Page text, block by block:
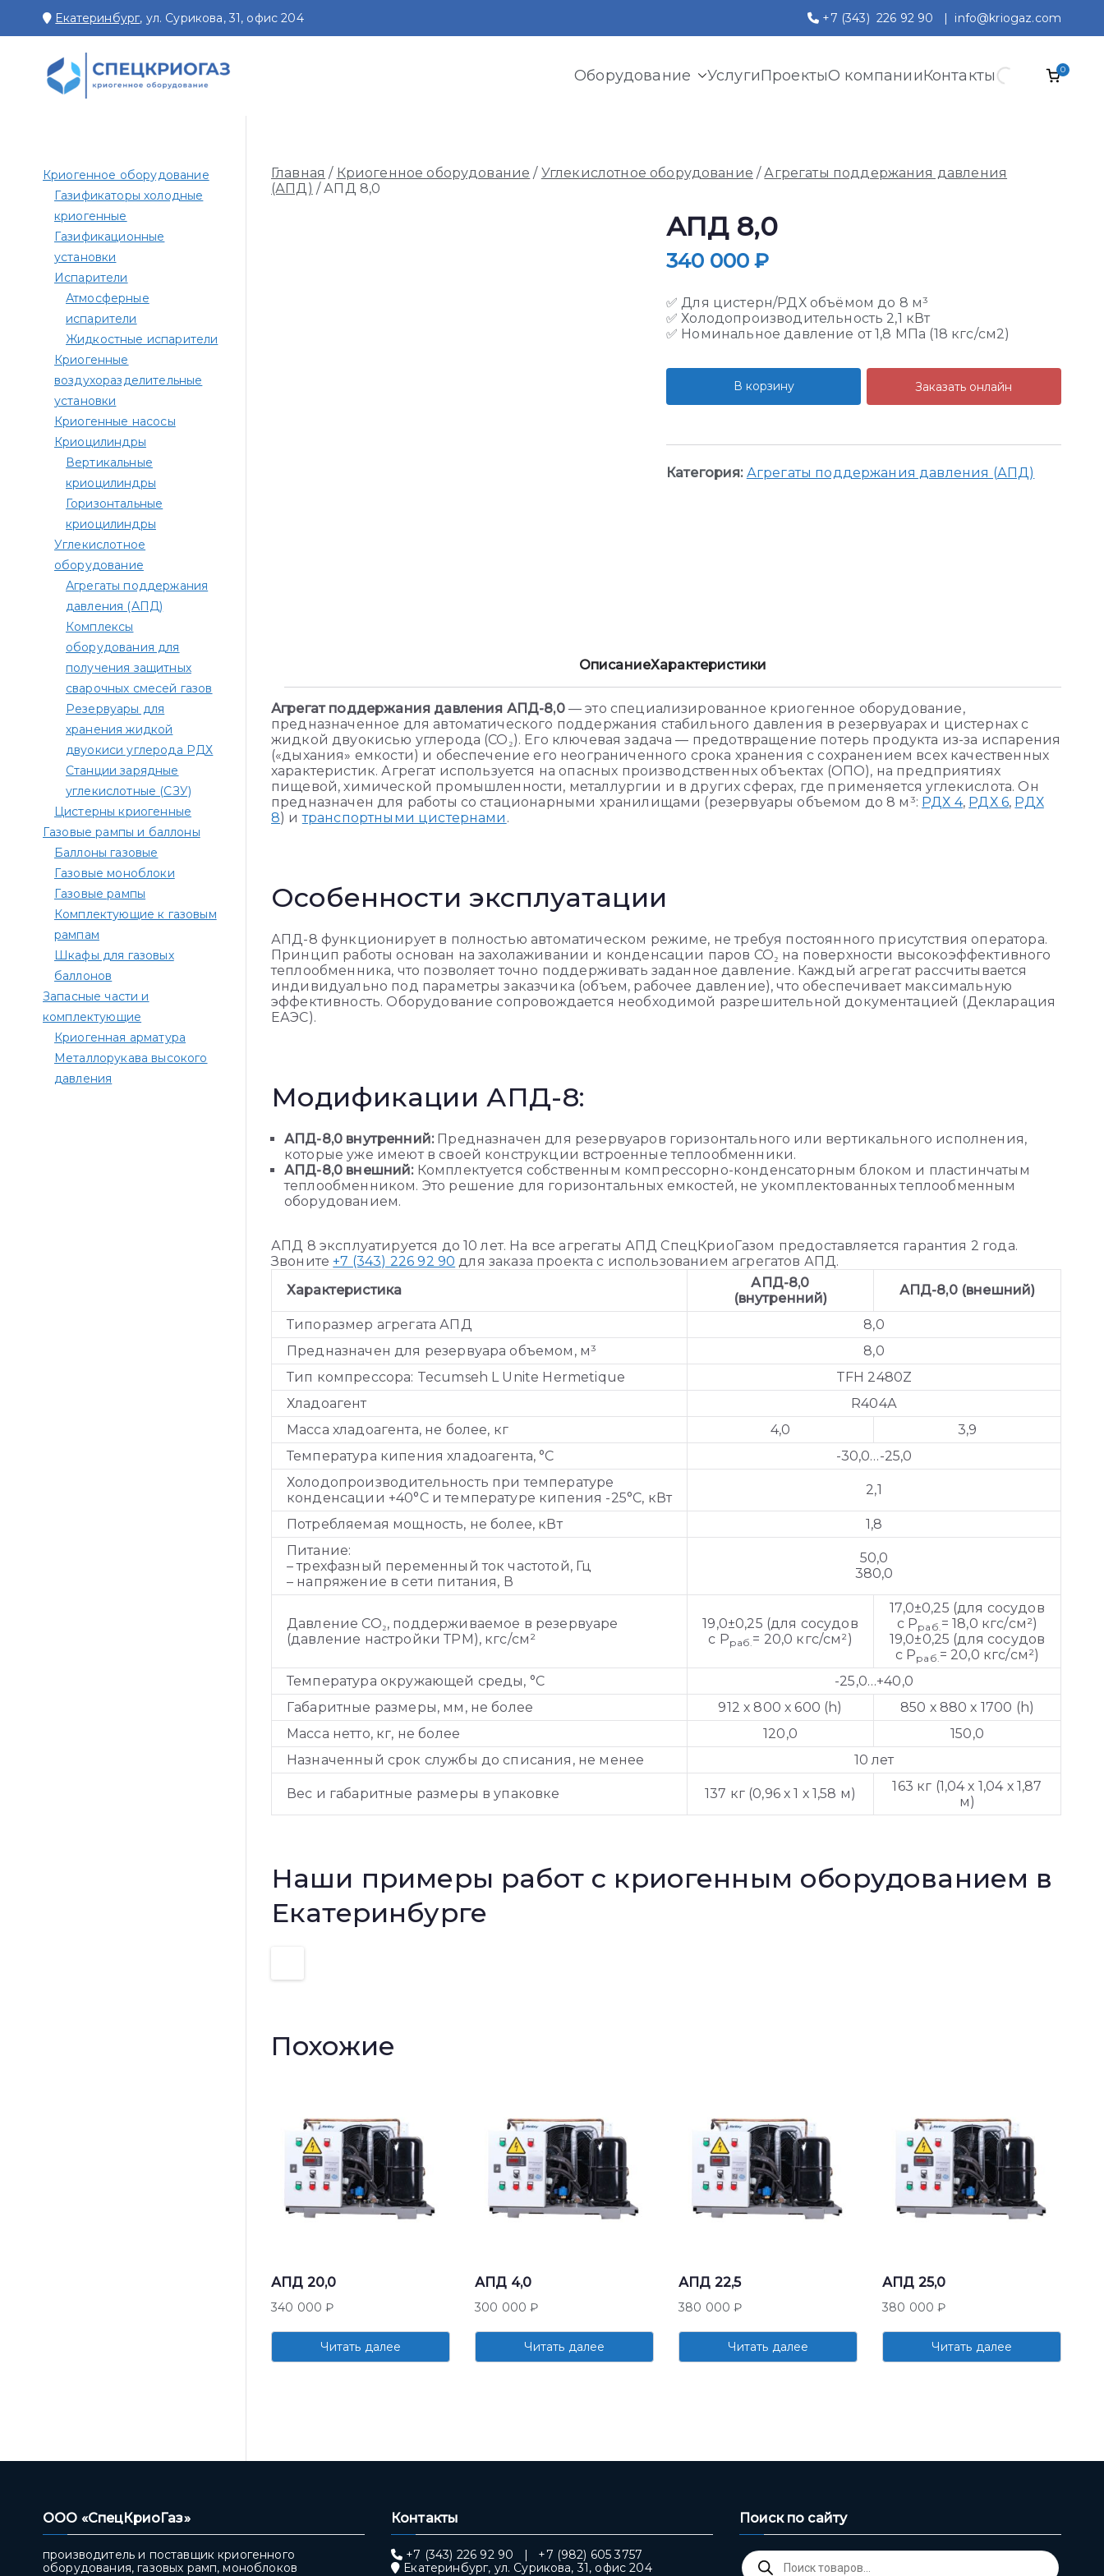
содержимому
Екатеринбург, ул. Сурикова, 31, офис 204 +7 (343) 226 92 90 | info@kriogaz.com
Производство и поставки криогенного оборудования, газовых рамп, моноблоков
Оборудование УслугиПроектыО компанииКонтакты 0
Главная / Криогенное оборудование / Углекислотное оборудование /Агрегаты поддержания давления
(АПД) / АПД 8,0
АПД 8,0
340 000₽
✅ Для цистерн/РДХ объёмом до 8 м³
✅ Холодопроизводительность 2,1 кВт
✅ Номинальное давление от 1,8 МПа (18 кгс/см2)
В корзину Заказать онлайн
Категория: Агрегаты поддержания давления (АПД)
ОписаниеХарактеристики
Агрегат поддержания давления АПД-8,0— это специализированное криогенное оборудование,
предназначенное для автоматического поддержания стабильного давления в резервуарах и цистернах с
жидкой двуокисью углерода (CO₂). Его ключевая задача — предотвращение потерь продукта из-за испарения
(«дыхания» емкости) и обеспечение его неограниченного срока хранения с сохранением всех качественных
характеристик. Агрегат используется на опасных производственных объектах (ОПО), на предприятиях
пищевой, химической промышленности, металлургии и в других сферах, где применяется углекислота. Он
предназначен для работы со стационарными хранилищами (резервуары объемом до 8 м³: РДХ 4, РДХ 6, РДХ
8) итранспортными цистернами .
Особенности эксплуатации
АПД-8 функционирует в полностью автоматическом режиме, не требуя постоянного присутствия оператора.
Принцип работы основан на захолаживании и конденсации паров CO₂ на поверхности высокоэффективного
теплообменника, что позволяет точно поддерживать заданное давление. Каждый агрегат рассчитывается
индивидуально под параметры заказчика (объем, рабочее давление), что обеспечивает максимальную
эффективность. Оборудование сопровождается необходимой разрешительной документацией (Декларация
ЕАЭС).
Модификации АПД-8:
АПД-8,0 внутренний:Предназначен для резервуаров горизонтального или вертикального исполнения,
которые уже имеют в своей конструкции встроенные теплообменники.
АПД-8,0 внешний:Комплектуется собственным компрессорно-конденсаторным блоком и пластинчатым
теплообменником. Это решение для горизонтальных емкостей, не укомплектованных теплообменным
оборудованием.
АПД 8 эксплуатируется до 10 лет. На все агрегаты АПД СпецКриоГазом предоставляется гарантия 2 года.
Звоните+7 (343) 226 92 90 для заказа проекта с использованием агрегатов АПД.
Характеристика
АПД-8,0
(внутренний)
АПД-8,0 (внешний)
Типоразмер агрегата АПД
8,0
Предназначен для резервуара объемом, м³
8,0
Тип компрессора: Tecumseh L Unite Hermetique
TFH 2480Z
Хладоагент
R404А
Масса хладоагента, не более, кг
4,0
3,9
Температура кипения хладоагента, °С
-30,0…-25,0
Холодопроизводительность при температуре
конденсации +40°С и температуре кипения -25°С, кВт
2,1
Потребляемая мощность, не более, кВт
1,8
Питание:
– трехфазный переменный ток частотой, Гц
– напряжение в сети питания, В
50,0
380,0
Давление СО₂, поддерживаемое в резервуаре
(давление настройки ТРМ), кгс/см²
19,0±0,25 (для сосудов
с Рраб.= 20,0 кгс/см²)
17,0±0,25 (для сосудов
с Рраб.= 18,0 кгс/см²)
19,0±0,25 (для сосудов
с Рраб.= 20,0 кгс/см²)
Температура окружающей среды, °С
-25,0…+40,0
Габаритные размеры, мм, не более
912 х 800 х 600 (h)
850 х 880 х 1700 (h)
Масса нетто, кг, не более
120,0
150,0
Назначенный срок службы до списания, не менее
10 лет
Вес и габаритные размеры в упаковке 137 кг (0,96 х 1 х 1,58 м)
163 кг (1,04 х 1,04 х 1,87
м)
Наши примеры работ с криогенным оборудованием в
Екатеринбурге
Похожие
АПД 20,0
340 000₽
Читать далее
АПД 4,0
300 000₽
Читать далее
АПД 22,5
380 000₽
Читать далее
АПД 25,0
380 000₽
Читать далее
Криогенное оборудование
Газификаторы холодные
криогенные
Газификационные
установки
Испарители
Атмосферные
испарители
Жидкостные испарители
Криогенные
воздухоразделительные
установки
Криогенные насосы
Криоцилиндры
Вертикальные
криоцилиндры
Горизонтальные
криоцилиндры
Углекислотное
оборудование
Агрегаты поддержания
давления (АПД)
Комплексы
оборудования для
получения защитных
сварочных смесей газов
Резервуары для
хранения жидкой
двуокиси углерода РДХ
Станции зарядные
углекислотные (СЗУ)
Цистерны криогенные
Газовые рампы и баллоны
Баллоны газовые
Газовые моноблоки
Газовые рампы
Комплектующие к газовым
рампам​
Шкафы для газовых
баллонов
Запасные части и
комплектующие
Криогенная арматура
Металлорукава высокого
давления
ООО «СпецКриоГаз»
производитель и поставщик криогенного
оборудования, газовых рамп, моноблоков
Контакты
+7 (343) 226 92 90
+7 (982) 605 3757
Екатеринбург, ул. Сурикова, 31, офис 204
Поиск по сайту
Поиск
товаров